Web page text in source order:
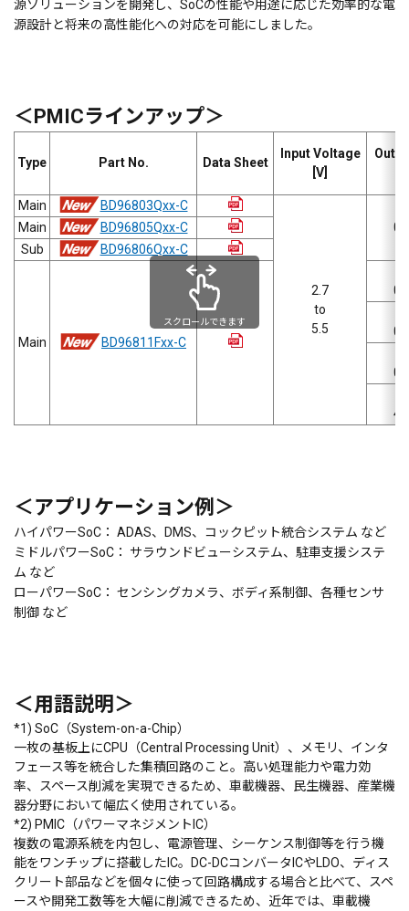
源ソリューションを開発し、SoCの性能や用途に応じた効率的な電
源設計と将来の高性能化への対応を可能にしました。
＜PMICラインアップ＞
Type Part No. Data Sheet
Input Voltage
[V]
Main BD96803Qxx-C
2.7
to
5.5
Main
BD96805Qxx-C
Sub
BD96806Qxx-C
Main BD96811Fxx-C
スクロールできます
＜アプリケーション例＞
ハイパワーSoC： ADAS、DMS、コックピット統合システム など
ミドルパワーSoC： サラウンドビューシステム、駐車支援システ
ム など
ローパワーSoC： センシングカメラ、ボディ系制御、各種センサ
制御 など
＜用語説明＞
*1) SoC（System-on-a-Chip）
一枚の基板上にCPU（Central Processing Unit）、メモリ、インタ
フェース等を統合した集積回路のこと。高い処理能力や電力効
率、スペース削減を実現できるため、車載機器、民生機器、産業機
器分野において幅広く使用されている。
*2) PMIC（パワーマネジメントIC）
複数の電源系統を内包し、電源管理、シーケンス制御等を行う機
能をワンチップに搭載したIC。DC-DCコンバータICやLDO、ディス
クリート部品などを個々に使って回路構成する場合と比べて、スペ
ースや開発工数等を大幅に削減できるため、近年では、車載機